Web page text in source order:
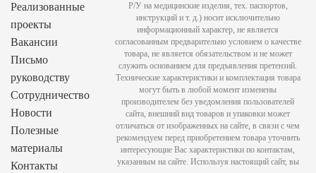
Реализованные
проекты
Вакансии
Письмо
руководству
Сотрудничество
Новости
Полезные
материалы
Контакты
Р/У на медицинские изделия, тех. паспортов,
инструкций и т. д.) носит исключительно
информационный характер, не является
согласованным предварительно условием о качестве
товара, не является обязательством и не может
служить основанием для предъявления претензий.
Технические характеристики и комплектация товара
могут быть в любой момент изменены
производителем без уведомления пользователей
сайта, внешний вид товаров и упаковки может
отличаться от изображенных на сайте, в связи с чем
рекомендуем перед приобретением товара уточнить
интересующие Вас характеристики по контактам,
указанным на сайте. Используя настоящий сайт, вы